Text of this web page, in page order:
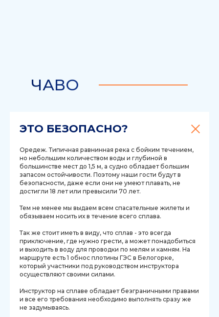
ЧАВО
ЭТО БЕЗОПАСНО?
Оредеж. Типичная равнинная река с бойким течением,
но небольшим количеством воды и глубиной в
большинстве мест до 1,5 м, а судно обладает большим
запасом остойчивости. Поэтому наши гости будут в
безопасности, даже если они не умеют плавать, не
достигли 18 лет или превысили 70 лет.
Тем не менее мы выдаем всем спасательные жилеты и
обязываем носить их в течение всего сплава.
Так же стоит иметь в виду, что сплав - это всегда
приключение, где нужно грести, а может понадобиться
и выходить в воду для проводки по мелям и камням. На
маршруте есть 1 обнос плотины ГЭС в Белогорке,
который участники под руководством инструктора
осуществляют своими силами.
Инструктор на сплаве обладает безграничными правами
и все его требования необходимо выполнять сразу же
не задумываясь.